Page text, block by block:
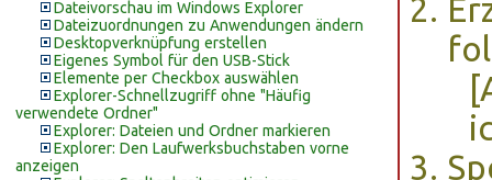
Dateivorschau im Windows Explorer
Dateizuordnungen zu Anwendungen ändern
Desktopverknüpfung erstellen
Eigenes Symbol für den USB-Stick
Elemente per Checkbox auswählen
Explorer-Schnellzugriff ohne "Häufig
verwendete Ordner"
Explorer: Dateien und Ordner markieren
Explorer: Den Laufwerksbuchstaben vorne
anzeigen